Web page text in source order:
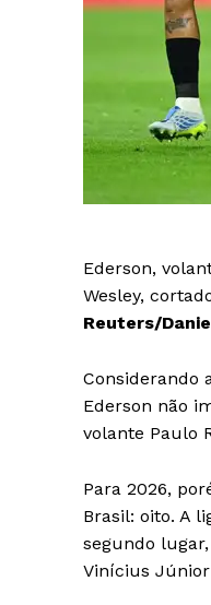
Ederson,
Wesley,
Reuters/
Considerando
Ederson não
volante Paulo
Para 2026,
Brasil: oito. A
segundo
Vinícius